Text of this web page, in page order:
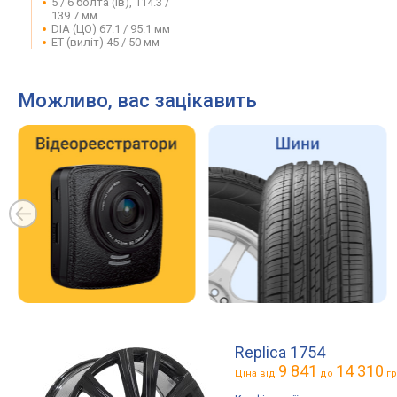
139.7 мм
DIA (ЦО) 67.1 / 95.1 мм
ET (виліт) 45 / 50 мм
Можливо, вас зацікавить
Replica 1754
Ціна від 9 841 до 14 310